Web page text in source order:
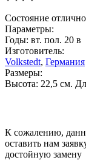
Состояние
Параметры:
Годы: вт. пол. 20 в
Изготовитель:
Volkstedt, Германия
Размеры:
Высота: 22,5 см.
К сожалению,
оставить нам
достойную замену